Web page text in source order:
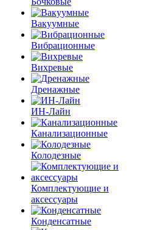
Вакуумные
Вибрационные
Вихревые
Дренажные
ИН-Лайн
Канализационные
Колодезные
Комплектующие и
аксессуары
Конденсатные